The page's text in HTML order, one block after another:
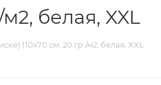
белая, XXL
110х70 см, 20 гр./м2, белая, XXL